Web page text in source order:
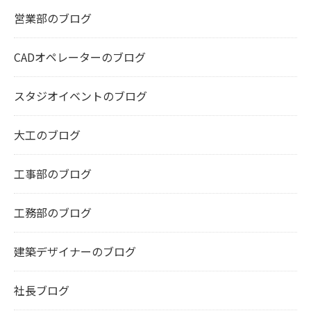
営業部のブログ
CADオペレーターのブログ
スタジオイベントのブログ
大工のブログ
工事部のブログ
工務部のブログ
建築デザイナーのブログ
社長ブログ